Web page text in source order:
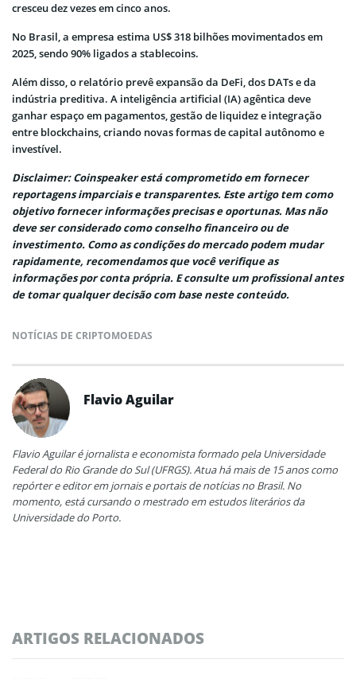
cresceu dez vezes em cinco anos.
No Brasil, a empresa estima US$ 318 bilhões movimentados em
2025, sendo 90% ligados a stablecoins.
Além disso, o relatório prevê expansão da DeFi, dos DATs e da
indústria preditiva. A inteligência artificial (IA) agêntica deve
ganhar espaço em pagamentos, gestão de liquidez e integração
entre blockchains, criando novas formas de capital autônomo e
investível.
Disclaimer: Coinspeaker está comprometido em fornecer
reportagens imparciais e transparentes. Este artigo tem como
objetivo fornecer informações precisas e oportunas. Mas não
deve ser considerado como conselho financeiro ou de
investimento. Como as condições do mercado podem mudar
rapidamente, recomendamos que você verifique as
informações por conta própria. E consulte um profissional antes
de tomar qualquer decisão com base neste conteúdo.
NOTÍCIAS DE CRIPTOMOEDAS
Flavio Aguilar
Flavio Aguilar é jornalista e economista formado pela Universidade
Federal do Rio Grande do Sul (UFRGS). Atua há mais de 15 anos como
repórter e editor em jornais e portais de notícias no Brasil. No
momento, está cursando o mestrado em estudos literários da
Universidade do Porto.
ARTIGOS RELACIONADOS